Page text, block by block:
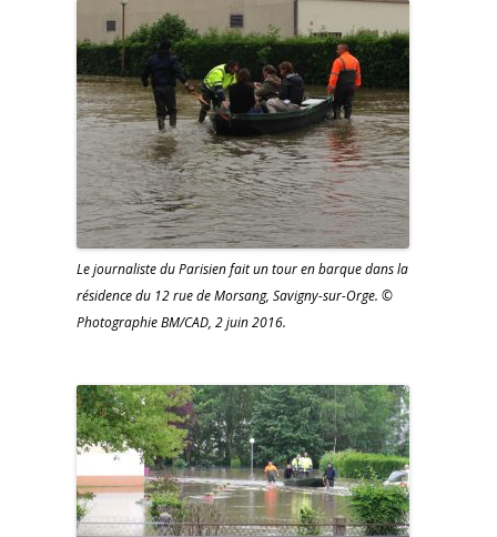
Le journaliste du Parisien fait un tour en barque dans la
résidence du 12 rue de Morsang, Savigny-sur-Orge. ©
Photographie BM/CAD, 2 juin 2016.